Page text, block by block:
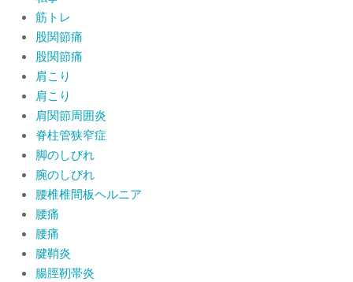
筋トレ
股関節痛
股関節痛
肩こり
肩こり
肩関節周囲炎
脊柱管狭窄症
脚のしびれ
腕のしびれ
腰椎椎間板ヘルニア
腰痛
腰痛
腱鞘炎
腸脛靭帯炎